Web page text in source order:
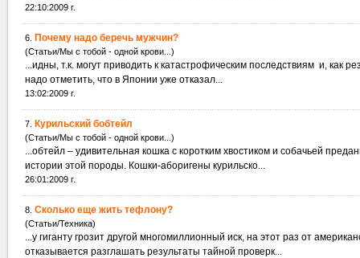
22:10:2009 г.
6. Почему надо беречь мужчин?
(Статьи/Мы с тобой - одной крови...)
...идны,
надо отметить, что в Японии уже отказал...
13:02:2009 г.
7. Курильский бобтейл
(Статьи/Мы с тобой - одной крови...)
...обтейл – удивительная кошка с коротким хвостиком и собачьей
истории этой породы. Кошки-аборигены курильско...
26:01:2009 г.
8. Сколько еще жить тефлону?
(Статьи/Техника)
...у гиганту грозит другой многомиллионный иск, на этот раз от
отказывается разглашать результаты тайной проверк...